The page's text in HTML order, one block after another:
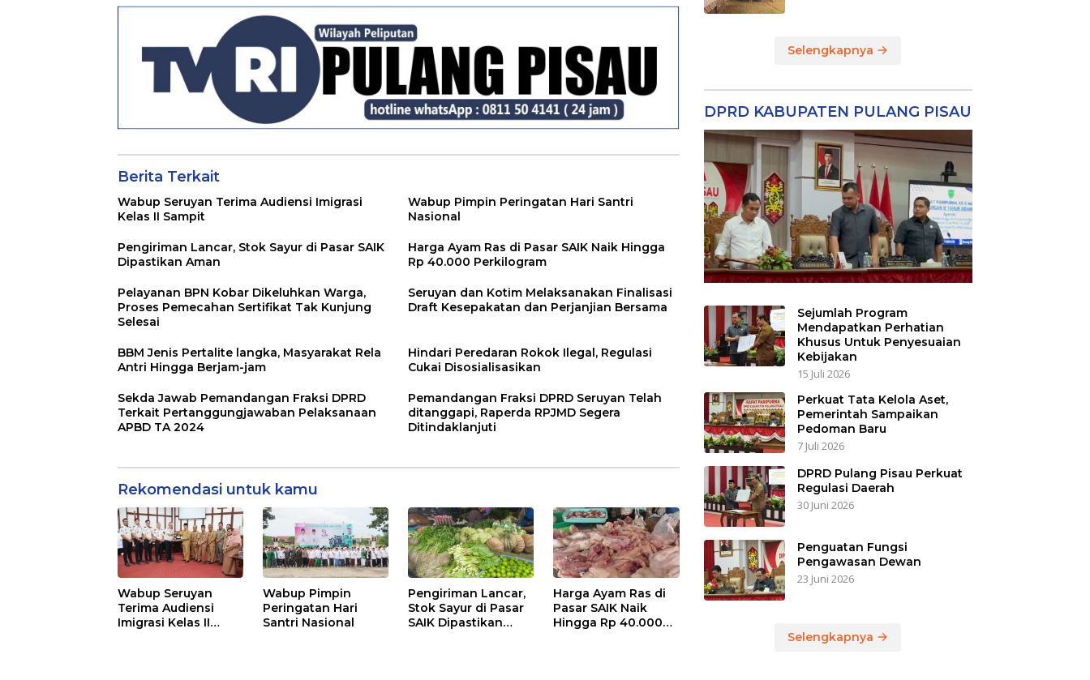
Ditindaklanjuti
Berita Terkait
Wabup Seruyan Terima Audiensi Imigrasi
Kelas II Sampit
Wabup Pimpin Peringatan Hari Santri
Nasional
Pengiriman Lancar, Stok Sayur di Pasar SAIK
Dipastikan Aman
Harga Ayam Ras di Pasar SAIK Naik Hingga
Rp 40.000 Perkilogram
Pelayanan BPN Kobar Dikeluhkan Warga,
Proses Pemecahan Sertifikat Tak Kunjung
Selesai
Seruyan dan Kotim Melaksanakan Finalisasi
Draft Kesepakatan dan Perjanjian Bersama
BBM Jenis Pertalite langka, Masyarakat Rela
Antri Hingga Berjam-jam
Hindari Peredaran Rokok Ilegal, Regulasi
Cukai Disosialisasikan
Sekda Jawab Pemandangan Fraksi DPRD
Terkait Pertanggungjawaban Pelaksanaan
APBD TA 2024
Pemandangan Fraksi DPRD Seruyan Telah
ditanggapi, Raperda RPJMD Segera
Ditindaklanjuti
Rekomendasi untuk kamu
Wabup Seruyan
Terima Audiensi
Imigrasi Kelas II
Wabup Pimpin
Peringatan Hari
Santri Nasional
Pengiriman Lancar,
Stok Sayur di Pasar
SAIK Dipastikan
Harga Ayam Ras di
Pasar SAIK Naik
Hingga Rp 40.000
Selengkapnya
DPRD KABUPATEN PULANG PISAU
Sejumlah Program
Mendapatkan Perhatian
Khusus Untuk Penyesuaian
Kebijakan
15 Juli 2026
Perkuat Tata Kelola Aset,
Pemerintah Sampaikan
Pedoman Baru
7 Juli 2026
DPRD Pulang Pisau Perkuat
Regulasi Daerah
30 Juni 2026
Penguatan Fungsi
Pengawasan Dewan
23 Juni 2026
Selengkapnya